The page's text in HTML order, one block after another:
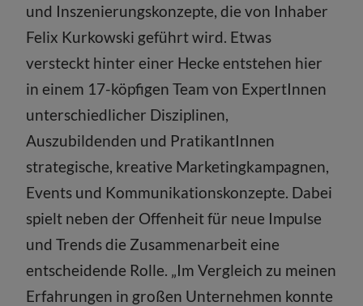
und Inszenierungskonzepte, die von Inhaber
Felix Kurkowski geführt wird. Etwas
versteckt hinter einer Hecke entstehen hier
in einem 17-köpfigen Team von ExpertInnen
unterschiedlicher Disziplinen,
Auszubildenden und PratikantInnen
strategische, kreative Marketingkampagnen,
Events und Kommunikationskonzepte. Dabei
spielt neben der Offenheit für neue Impulse
und Trends die Zusammenarbeit eine
entscheidende Rolle. „Im Vergleich zu meinen
Erfahrungen in großen Unternehmen konnte